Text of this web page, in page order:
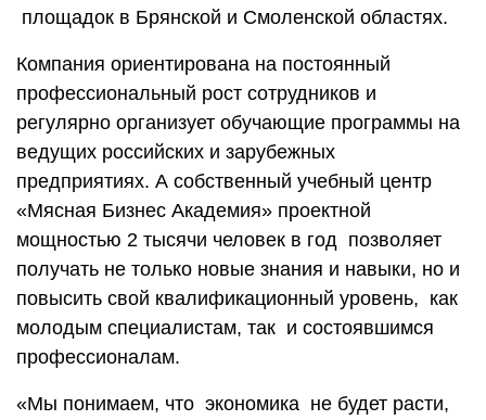
площадок в Брянской и Смоленской областях.
Компания ориентирована на постоянный
профессиональный рост сотрудников и
регулярно организует обучающие программы на
ведущих российских и зарубежных
предприятиях. А собственный учебный центр
«Мясная Бизнес Академия» проектной
мощностью 2 тысячи человек в год позволяет
получать не только новые знания и навыки, но и
повысить свой квалификационный уровень, как
молодым специалистам, так и состоявшимся
профессионалам.
«Мы понимаем, что экономика не будет расти,